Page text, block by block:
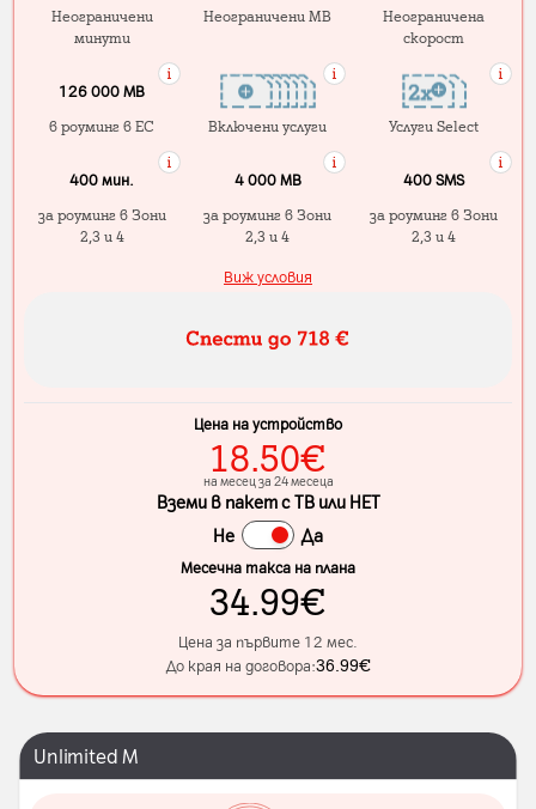
Неограничени
минути
Неограничени MB
Неограничена
скорост
126 000 MB
в роуминг в ЕС
Включени услуги Услуги Select
400 мин.
за роуминг в Зони
2,3 и 4
4 000 МB
за роуминг в Зони
2,3 и 4
400 SMS
за роуминг в Зони
2,3 и 4
Виж условия
Цена на устройство
18.50€
на месец за 24 месеца
Вземи в пакет с ТВ или НЕТ
Не
Да
Месечна такса на плана
34.99€
Цена за първите 12 мес.
До края на договора:36.99€
Unlimited M